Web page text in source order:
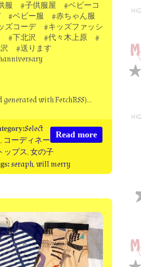
服 #子供服屋 #ベビーコ
#ベビー服 #赤ちゃん服
ズコーデ #キッズファッシ
#下北沢 #代々木上原 #
沢 #送ります
generated with FetchRSS)…
Read more
Select
, コーディネー
ップス,女の子
seraph,will merry